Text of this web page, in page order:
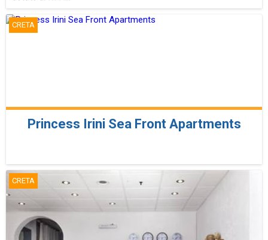
CRETA
Princess Irini Sea Front Apartments
CRETA